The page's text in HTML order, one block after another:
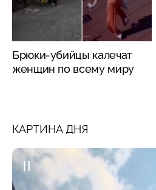
Брюки-убийцы калечат
женщин по всему миру
КАРТИНА ДНЯ